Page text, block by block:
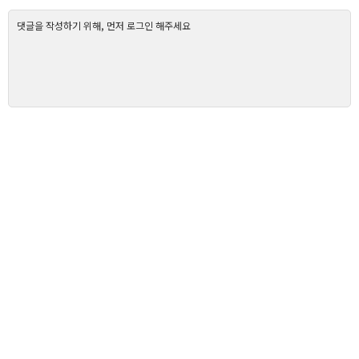
댓글을 작성하기 위해, 먼저 로그인 해주세요